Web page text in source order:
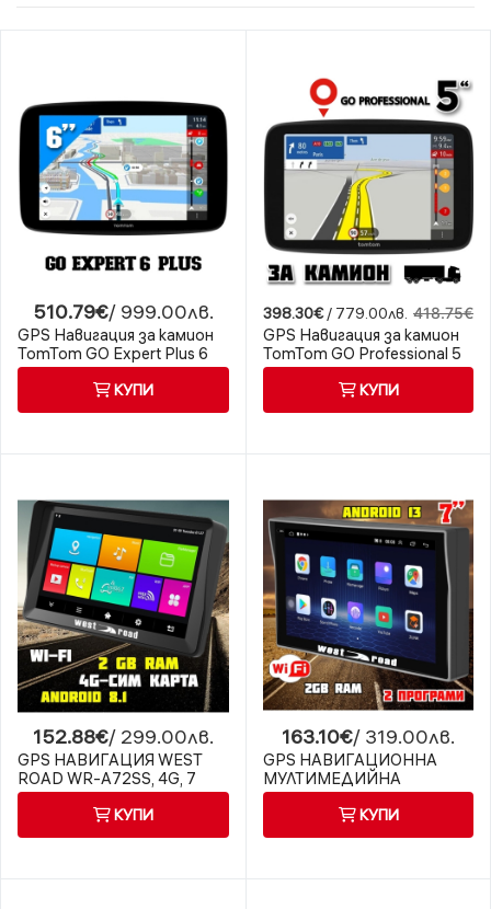
510.79€/ 999.00лв.
GPS Навигация за камион
TomTom GO Expert Plus 6
КУПИ
398.30€ / 779.00лв. 418.75€
GPS Навигация за камион
TomTom GO Professional 5
(2nd Edition)
КУПИ
152.88€/ 299.00лв.
GPS НАВИГАЦИЯ WEST
ROAD WR-A72SS, 4G, 7
ИНЧА, 2 GB RAM, ВГРАДЕН
СЕННИК, ANDROID 8.1, WI-
FI
КУПИ
163.10€/ 319.00лв.
GPS НАВИГАЦИОННА
МУЛТИМЕДИЙНА
СИСТЕМА WEST ROAD
WR-A79SS, 7 ИНЧА,
ВГРАДЕН СЕННИК,
КУПИ